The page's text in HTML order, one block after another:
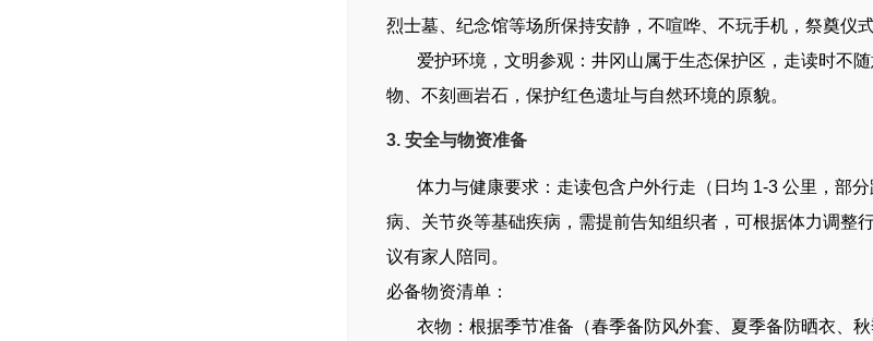
烈士墓、纪念馆等场所保持安静，不喧哗、不玩手机，祭奠仪
爱护环境，文明参观：井冈山属于生态保护区，走读时不
物、不刻画岩石，保护红色遗址与自然环境的原貌。
3. 安全与物资准备
体力与健康要求：走读包含户外行走（日均 1-3 公里，部
病、关节炎等基础疾病，需提前告知组织者，可根据体力调整
议有家人陪同。
必备物资清单：
衣物：根据季节准备（春季备防风外套、夏季备防晒衣、